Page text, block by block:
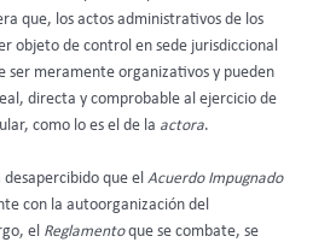
que, los actos administrativos de los
objeto de control en sede jurisdiccional
ser meramente organizativos y pueden
directa y comprobable al ejercicio de
como lo es el de la actora.
que el Acuerdo Impugnado
con la autoorganización del
el Reglamentoque se combate, se